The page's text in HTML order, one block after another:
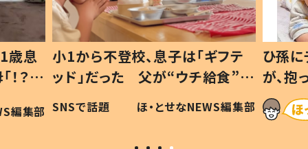
歳息
？」
編集部
小1から不登校、息子は「ギフテ
ッド」だった 父が“ウチ給食”を
作り続ける理由とは #令和の親
#令和の子
SNSで話題 ほ・とせなNEWS編集部
ひ孫
が、
「涙が
い」